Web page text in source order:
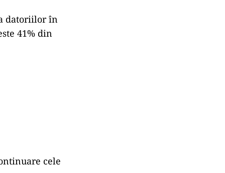
datoriilor în
41% din
cele